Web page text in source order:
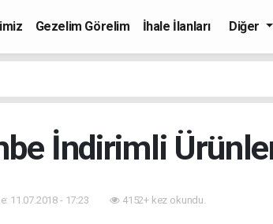
Gezelim Görelim İhale İlanları Diğer
İndirimli
11.07.2018 - 17:23 4152+ kez okundu.